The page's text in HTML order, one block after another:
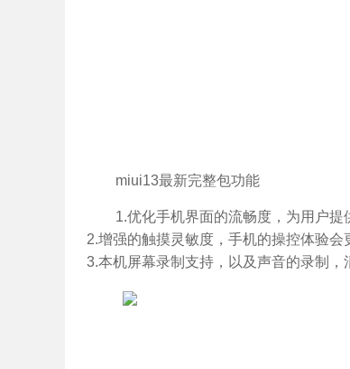
miui13最新完整包功能
1.优化手机界面的流畅度，为用户提
2.增强的触摸灵敏度，手机的操控体验会
3.本机屏幕录制支持，以及声音的录制，